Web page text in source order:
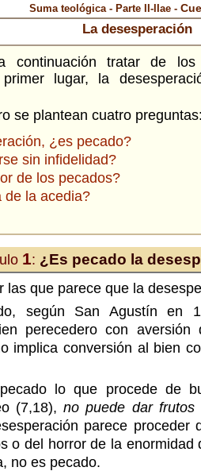
Suma teológica - Parte II-IIae -
La desesperación
a continuación tratar de
lugar, la
se plantean cuatro
¿es pecado?
sin infidelidad?
de los pecados?
de la acedia?
1: ¿Es pecado la
las que parece que la
según San Agustín en
perecedero con aversión
implica conversión al bien
lo que procede de
(7,18),no puede dar frutos
parece proceder
o del horror de la enormidad
no es pecado.